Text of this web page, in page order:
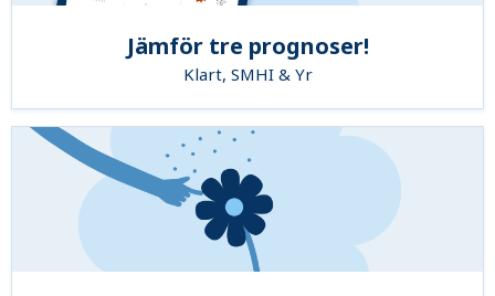
Jämför tre prognoser!
Klart, SMHI & Yr